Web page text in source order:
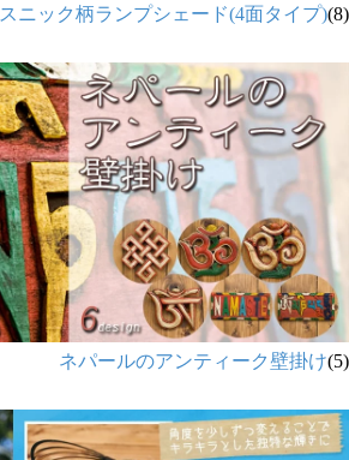
ニック柄ランプシェード(4面タイプ)(8)
ネパールのアンティーク壁掛け(5)